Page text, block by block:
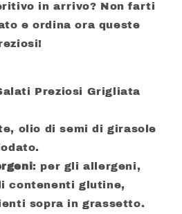
in arrivo? Non farti
e ordina ora queste
Preziosi Grigliata
olio di semi di girasole
: per gli allergeni,
contenenti glutine,
sopra in grassetto.